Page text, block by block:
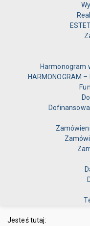
Harmonogram
HARMONOGRAM –
Jesteś tutaj: